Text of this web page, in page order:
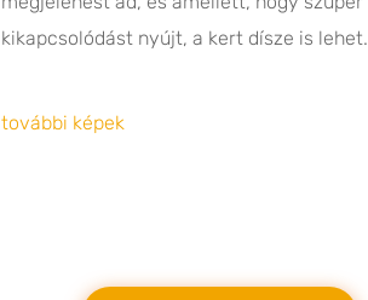
kikapcsolódást nyújt, a kert dísze is lehet.
további képek